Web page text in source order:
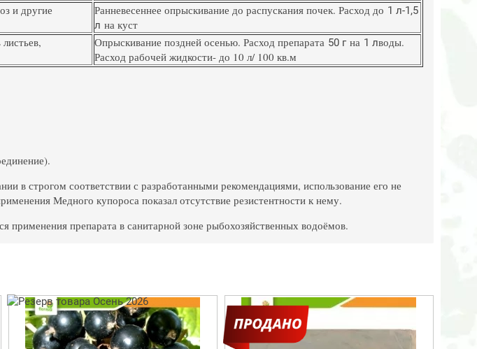
и другие
Ранневесеннее опрыскивание до распускания почек. Расход до 1 л-1,5
л на куст
Опрыскивание поздней осенью. Расход препарата 50 гна 1 лводы.
Расход рабочей жидкости- до 10 л/ 100 кв.м
в строгом соответствии с разработанными рекомендациями, использование его не
Медного купороса показал отсутствие резистентности к нему.
применения препарата в санитарной зоне рыбохозяйственных водоёмов.